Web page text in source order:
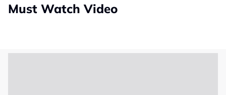
Must Watch Video